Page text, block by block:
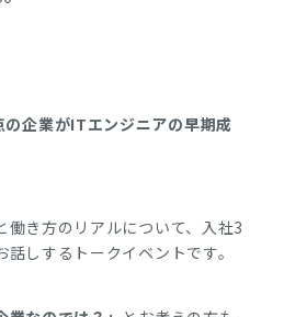
企業がITエンジニアの早期成
働き方のリアルについて、入社3
しするトークイベントです。